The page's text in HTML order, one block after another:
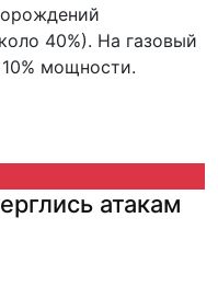
40%). На газовый
мощности.
атакам